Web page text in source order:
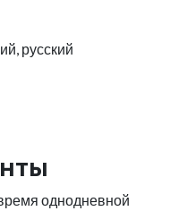
русский
однодневной